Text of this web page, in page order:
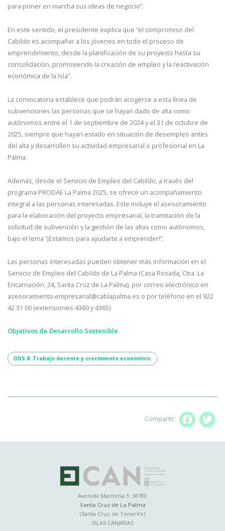
para poner en marcha sus ideas de negocio”.
En este sentido, el presidente explica que “el compromiso del
Cabildo es acompañar a los jóvenes en todo el proceso de
emprendimiento, desde la planificación de su proyecto hasta su
consolidación, promoviendo la creación de empleo y la reactivación
económica de la Isla”.
La convocatoria establece que podrán acogerse a esta línea de
subvenciones las personas que se hayan dado de alta como
autónomos entre el 1 de septiembre de 2024 y el 31 de octubre de
2025, siempre que hayan estado en situación de desempleo antes
del alta y desarrollen su actividad empresarial o profesional en La
Palma.
Además, desde el Servicio de Empleo del Cabildo, a través del
programa PRODAE La Palma 2025, se ofrece un acompañamiento
integral a las personas interesadas. Este incluye el asesoramiento
para la elaboración del proyecto empresarial, la tramitación de la
solicitud de subvención y la gestión de las altas como autónomos,
bajo el lema “¡Estamos para ayudarte a emprender!”.
Las personas interesadas pueden obtener más información en el
Servicio de Empleo del Cabildo de La Palma (Casa Rosada, Ctra. La
Encarnación, 24, Santa Cruz de La Palma), por correo electrónico en
asesoramiento.empresarial@cablapalma.es o por teléfono en el 922
42 31 00 (extensiones 4360 y 4365).
Objetivos de Desarrollo Sostenible
ODS 8: Trabajo decente y crecimiento económico.
Compartir:
Avenida Marítima 3. 38700
Santa Cruz de La Palma
(Santa Cruz de Tenerife)
ISLAS CANARIAS